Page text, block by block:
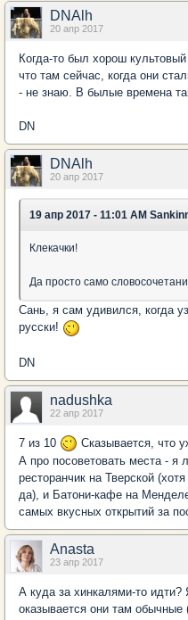
DNAlh
20 апр 2017
Когда-то был хорош
что там сейчас, когда они
- не знаю. В былые времена
DN
DNAlh
20 апр 2017
19 апр 2017 - 11:01 AM
Клекачки!
Да просто само
Сань, я сам удивился, когда
русски!
DN
nadushka
22 апр 2017
7 из 10
Сказывается, что
А про посоветовать места - я
ресторанчик на Тверской
да), и Батони-кафе на
самых вкусных открытий за
Anasta
23 апр 2017
А куда за хинкалями-то
оказывается они там обычные